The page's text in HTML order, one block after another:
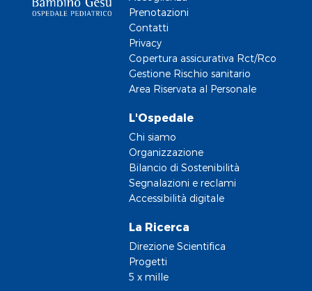
Prenotazioni
Contatti
Privacy
Copertura assicurativa Rct/Rco
Gestione Rischio sanitario
Area Riservata al Personale
L'Ospedale
Chi siamo
Organizzazione
Bilancio di Sostenibilità
Segnalazioni e reclami
Accessibilità digitale
La Ricerca
Direzione Scientifica
Progetti
5 x mille